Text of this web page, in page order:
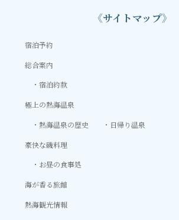
《サイトマップ》
宿泊予約
総合案内
宿泊約款
極上の熱海温泉
熱海温泉の歴史
日帰り温泉
豪快な磯料理
お昼の食事処
海が香る旅館
熱海観光情報